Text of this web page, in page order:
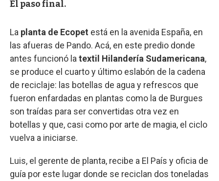
El paso final.
La planta de Ecopet está en la avenida España, en
las afueras de Pando. Acá, en este predio donde
antes funcionó la textil Hilandería Sudamericana,
se produce el cuarto y último eslabón de la cadena
de reciclaje: las botellas de agua y refrescos que
fueron enfardadas en plantas como la de Burgues
son traídas para ser convertidas otra vez en
botellas y que, casi como por arte de magia, el ciclo
vuelva a iniciarse.
Luis, el gerente de planta, recibe a El País y oficia de
guía por este lugar donde se reciclan dos toneladas